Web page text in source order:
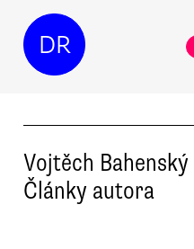
DR
Vojtěch Bahenský
Články autora